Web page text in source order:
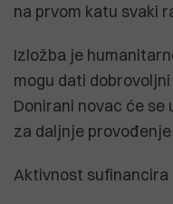
na prvom katu svaki
Izložba je
mogu dati
Donirani novac će
za daljnje
Aktivnost sufinancira